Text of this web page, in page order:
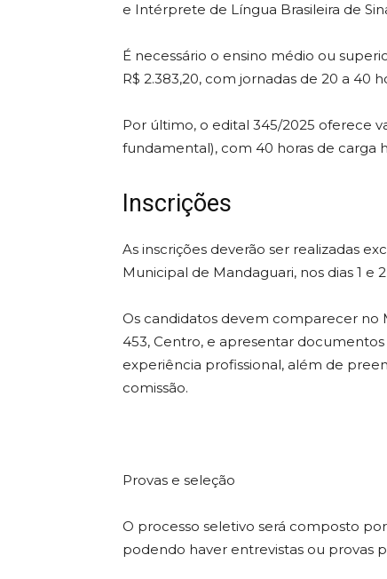
e Intérprete de Língua Brasileira de
É necessário o ensino médio ou
R$ 2.383,20, com jornadas de 20 a 40
Por último, o edital 345/2025 oferece
fundamental), com 40 horas de carga
Inscrições
As inscrições deverão ser realizadas
Municipal de Mandaguari, nos dias 1 e
Os candidatos devem comparecer no
453, Centro, e apresentar
experiência profissional, além de
comissão.
Provas e seleção
O processo seletivo será composto
podendo haver entrevistas ou provas